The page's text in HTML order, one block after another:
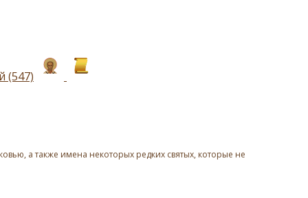
(547)
а также имена некоторых редких святых, которые не